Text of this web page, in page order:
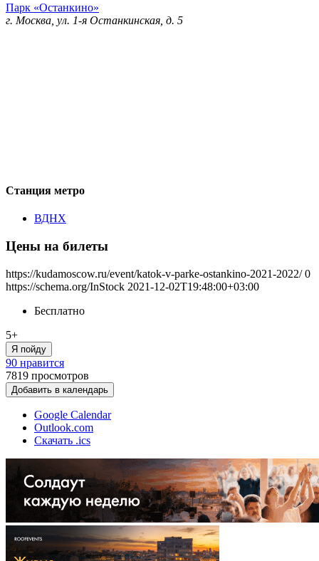
Парк «Останкино»
г. Москва, ул. 1-я Останкинская, д. 5
Станция метро
ВДНХ
Цены на билеты
https://kudamoscow.ru/event/katok-v-parke-ostankino-2021-2022/ 0
https://schema.org/InStock 2021-12-02T19:48:00+03:00
Бесплатно
5+
Я пойду
90 нравится
7819 просмотров
Добавить в календарь
Google Calendar
Outlook.com
Скачать .ics